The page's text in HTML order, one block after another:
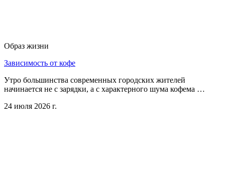
Образ жизни
Зависимость от кофе
Утро большинства современных городских жителей
начинается не с зарядки, а с характерного шума кофема …
24 июля 2026 г.